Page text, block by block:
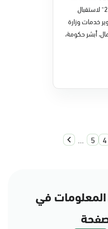
أطلقت وزارة الداخلية "تحدي أبشر 2023" لاستقبال
خدمات وزارة
أبشر حكومة،
4
5
...
في